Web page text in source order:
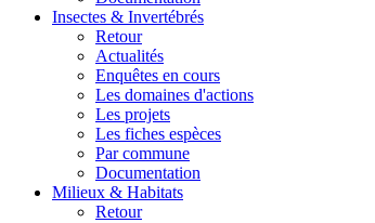
Insectes & Invertébrés
Retour
Actualités
Enquêtes en cours
Les domaines d'actions
Les projets
Les fiches espèces
Par commune
Documentation
Milieux & Habitats
Retour